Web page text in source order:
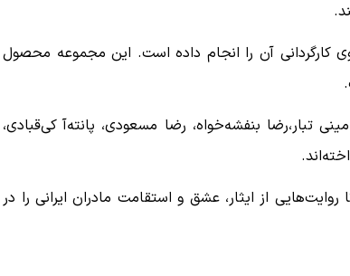
کارگردانی آن را انجام داده است. این مجموعه محصول
تبار،رضا بنفشه‌خواه، رضا مسعودی، پانته‌آ کی‌قبادی،
از ایثار، عشق و استقامت مادران ایرانی را در
کنند.